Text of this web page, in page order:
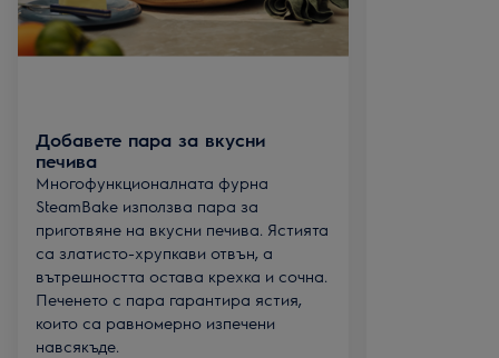
Добавете пара за вкусни
печива
Многофункционалната фурна
SteamBake използва пара за
приготвяне на вкусни печива. Ястията
са златисто-хрупкави отвън, а
вътрешността остава крехка и сочна.
Печенето с пара гарантира ястия,
които са равномерно изпечени
навсякъде.